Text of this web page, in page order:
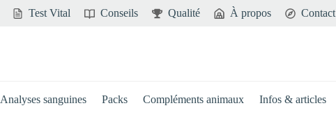
Test Vital Conseils Qualité À propos Contact
Analyses sanguines Packs Compléments animaux Infos & articles